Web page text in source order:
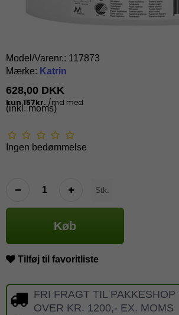
Model/Varenr.: 117873
Mærke: Katrin
628,00 DKK
(inkl. moms)
Ingen bedømmelse
Stk.
Køb
Tilføj til favoritliste
FRI FRAGT TIL
OVER KR. 1200,- EX. MOMS